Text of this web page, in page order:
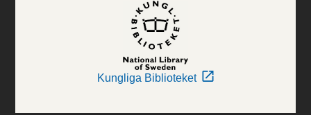
Kungliga Biblioteket